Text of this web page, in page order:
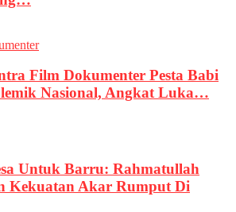
Film Dokumenter Pesta Babi
Nasional, Angkat Luka…
Untuk Barru: Rahmatullah
Kekuatan Akar Rumput Di